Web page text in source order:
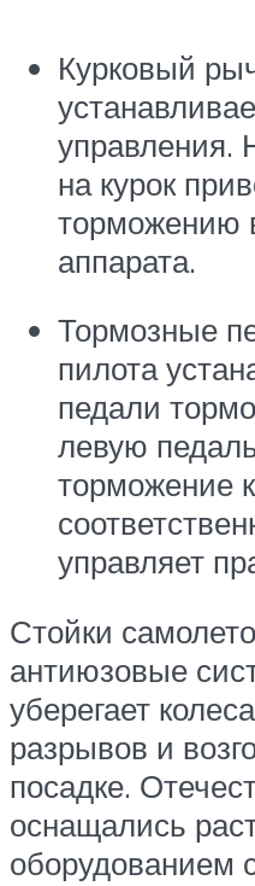
Курковый
управления.
на курок
торможению
аппарата.
Тормозные
пилота
педали
левую
торможение
управляет
Стойки
антиюзовые
уберегает
разрывов и
посадке.
оснащались
оборудованием